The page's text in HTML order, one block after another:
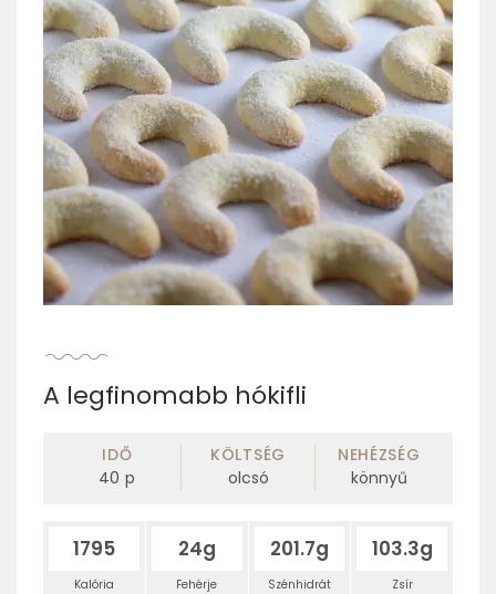
A legfinomabb hókifli
IDŐ
40 p
KÖLTSÉG
olcsó
NEHÉZSÉG
könnyű
1795
Kalória
24g
Fehérje
201.7g
Szénhidrát
103.3g
Zsír